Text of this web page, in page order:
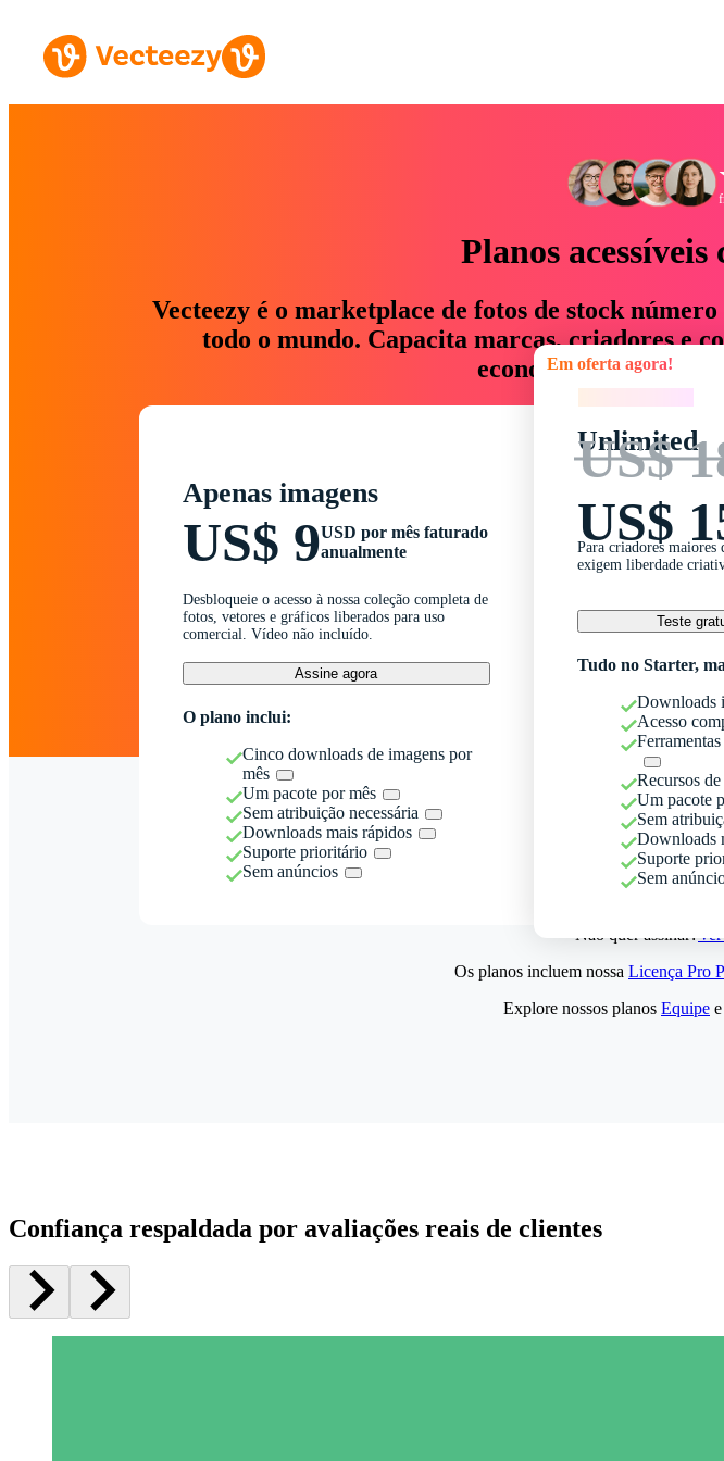
Planos
Vecteezy é o marketplace de fotos de stock
todo o mundo. Capacita marcas, criadores e
economizam até
Apenas imagens
US$ 9USD por mês faturado
anualmente
Desbloqueie o acesso à nossa coleção completa de
fotos, vetores e gráficos liberados para uso
comercial. Vídeo não incluído.
Assine agora
O plano inclui:
Cinco downloads de imagens por
mês
Um pacote por mês
Sem atribuição necessária
Downloads mais rápidos
Suporte prioritário
Sem anúncios
Em oferta agora!
Unlimited
US$
US$
Para criadores maiores
exigem liberdade
Teste
Tudo no Starter,
Downloads
Acesso
Recursos
Um pacote
Sem
Downloads
Suporte
Sem
Não quer assinar?
Os planos incluem nossa Licença Pro
Explore nossos planos Equipe e
Confiança respaldada por avaliações reais de clientes